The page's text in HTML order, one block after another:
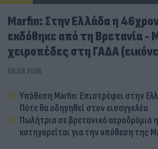
Marfin: Στην Ελλάδα η
εκδόθηκε από τη Βρετανία -
χειροπέδες στη ΓΑΔΑ
06.08.2026
Υπόθεση Marfin: Επιστρέφει στην
Πότε θα οδηγηθεί στον εισαγγελέα
Πωλήτρια σε βρετανικό αεροδρόμιο
κατηγορείται για την υπόθεση της